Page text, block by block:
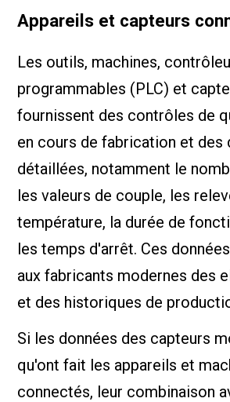
Appareils et capteurs
Les outils, machines,
programmables (PLC) et
fournissent des contrôles de
en cours de fabrication et des
détaillées, notamment le
les valeurs de couple, les
température, la durée de
les temps d'arrêt. Ces
aux fabricants modernes des
et des historiques de
Si les données des capteurs
qu'ont fait les appareils et
connectés, leur combinaison